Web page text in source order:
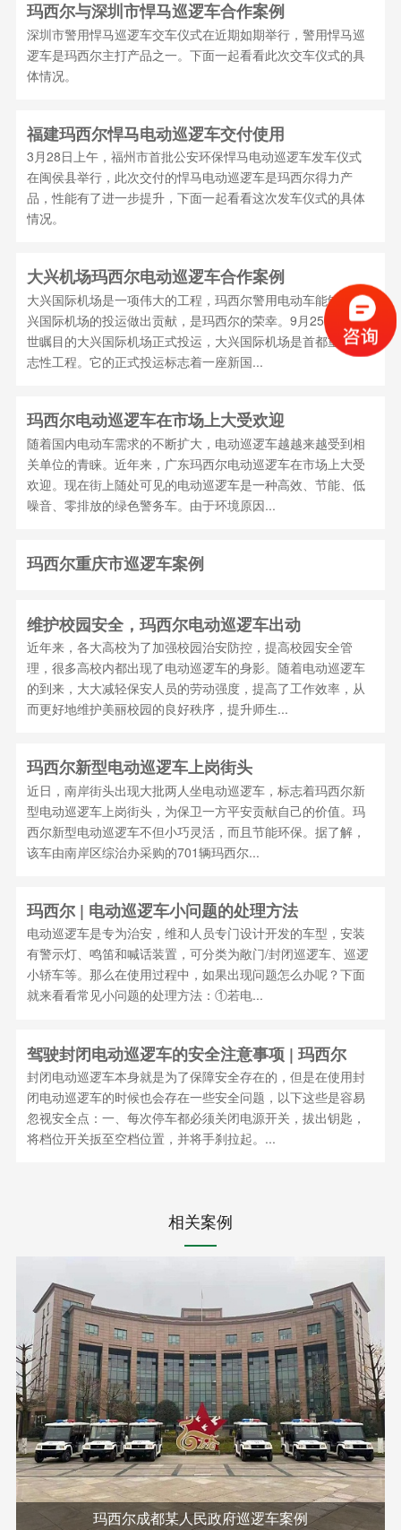
玛西尔与深圳市悍马巡逻车合作案例
深圳市警用悍马巡逻车交车仪式在近期如期举行，警用悍马巡
逻车是玛西尔主打产品之一。下面一起看看此次交车仪式的具
体情况。
福建玛西尔悍马电动巡逻车交付使用
3月28日上午，福州市首批公安环保悍马电动巡逻车发车仪式
在闽侯县举行，此次交付的悍马电动巡逻车是玛西尔得力产
品，性能有了进一步提升，下面一起看看这次发车仪式的具体
情况。
大兴机场玛西尔电动巡逻车合作案例
大兴国际机场是一项伟大的工程，玛西尔警用电动车能够为大
兴国际机场的投运做出贡献，是玛西尔的荣幸。9月25日，举
世瞩目的大兴国际机场正式投运，大兴国际机场是首都重大标
志性工程。它的正式投运标志着一座新国...
玛西尔电动巡逻车在市场上大受欢迎
随着国内电动车需求的不断扩大，电动巡逻车越越来越受到相
关单位的青睐。近年来，广东玛西尔电动巡逻车在市场上大受
欢迎。现在街上随处可见的电动巡逻车是一种高效、节能、低
噪音、零排放的绿色警务车。由于环境原因...
玛西尔重庆市巡逻车案例
维护校园安全，玛西尔电动巡逻车出动
近年来，各大高校为了加强校园治安防控，提高校园安全管
理，很多高校内都出现了电动巡逻车的身影。随着电动巡逻车
的到来，大大减轻保安人员的劳动强度，提高了工作效率，从
而更好地维护美丽校园的良好秩序，提升师生...
玛西尔新型电动巡逻车上岗街头
近日，南岸街头出现大批两人坐电动巡逻车，标志着玛西尔新
型电动巡逻车上岗街头，为保卫一方平安贡献自己的价值。玛
西尔新型电动巡逻车不但小巧灵活，而且节能环保。据了解，
该车由南岸区综治办采购的701辆玛西尔...
玛西尔 | 电动巡逻车小问题的处理方法
电动巡逻车是专为治安，维和人员专门设计开发的车型，安装
有警示灯、鸣笛和喊话装置，可分类为敞门/封闭巡逻车、巡逻
小轿车等。那么在使用过程中，如果出现问题怎么办呢？下面
就来看看常见小问题的处理方法：①若电...
驾驶封闭电动巡逻车的安全注意事项 | 玛西尔
封闭电动巡逻车本身就是为了保障安全存在的，但是在使用封
闭电动巡逻车的时候也会存在一些安全问题，以下这些是容易
忽视安全点：一、每次停车都必须关闭电源开关，拔出钥匙，
将档位开关扳至空档位置，并将手刹拉起。...
相关案例
玛西尔成都某人民政府巡逻车案例